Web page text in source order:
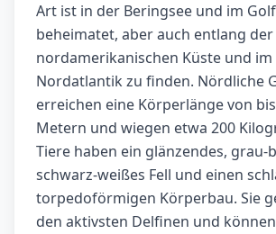
Art ist in der Beringsee und im
beheimatet, aber auch entlang der
nordamerikanischen Küste und
Nordatlantik zu finden. Nördliche
erreichen eine Körperlänge von
Metern und wiegen etwa 200
Tiere haben ein glänzendes, grau-
schwarz-weißes Fell und einen
torpedoförmigen Körperbau. Sie
den aktivsten Delfinen und können